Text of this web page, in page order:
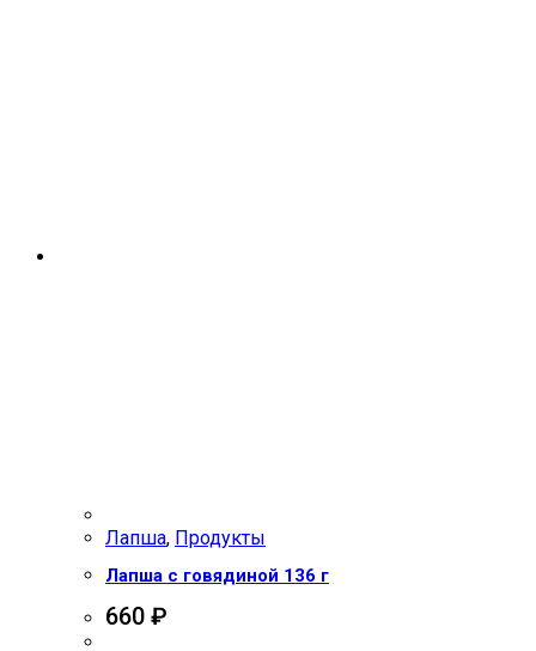
Лапша, Продукты
Лапша с говядиной 136 г
660 ₽